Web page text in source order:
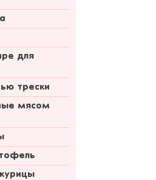
для
трески
мясом